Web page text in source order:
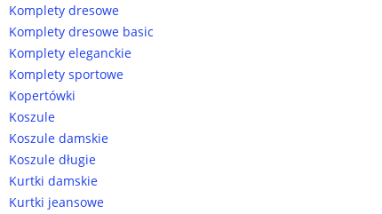
Komplety dresowe
Komplety dresowe basic
Komplety eleganckie
Komplety sportowe
Kopertówki
Koszule
Koszule damskie
Koszule długie
Kurtki damskie
Kurtki jeansowe